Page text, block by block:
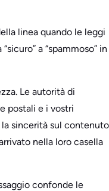
linea quando le leggi
a “spammoso” in
Le autorità di
postali e i vostri
sincerità sul contenuto
nella loro casella
confonde le